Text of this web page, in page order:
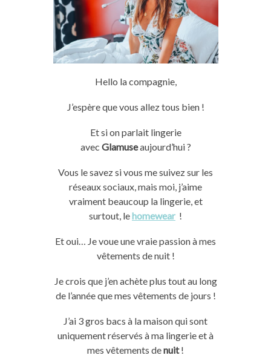
Hello la compagnie,
J’espère que vous allez tous bien !
Et si on parlait lingerie
avec Glamuseaujourd’hui ?
Vous le savez si vous me suivez sur les
réseaux sociaux, mais moi, j’aime
vraiment beaucoup la lingerie, et
surtout, lehomewear !
Et oui… Je voue une vraie passion à mes
vêtements de nuit !
Je crois que j’en achète plus tout au long
de l’année que mes vêtements de jours !
J’ai 3 gros bacs à la maison qui sont
uniquement réservés à ma lingerie et à
mes vêtements denuit!